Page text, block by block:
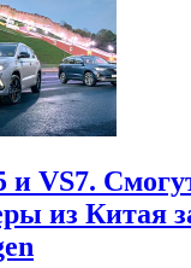
и VS7.
из Китая